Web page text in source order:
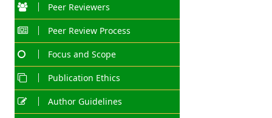
Peer Reviewers
Peer Review Process
Focus and Scope
Publication Ethics
Author Guidelines